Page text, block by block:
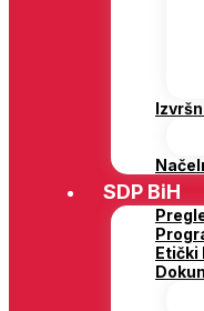
SDP BiH
Etički